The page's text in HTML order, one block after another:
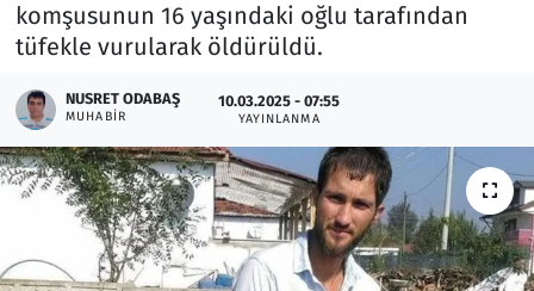
komşusunun 16 yaşındaki oğlu tarafından
tüfekle vurularak öldürüldü.
NUSRET ODABAŞ
MUHABIR
10.03.2025 - 07:55
YAYINLANMA
Memur ve Kamu
Otomobil
Oyun
Ramazan
Resmi İlanlar